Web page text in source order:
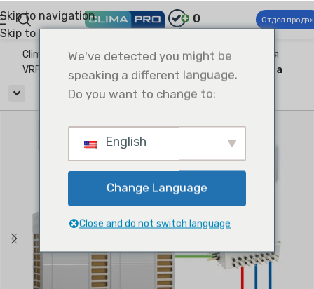
Skip to navigation
Skip to main content
0 Отдел
Climapro® Коммерческие системы ОВКВ Модульная
VRF-система
Система VRF с рекуперацией тепла
We've detected you might be
speaking a different language.
Do you want to change to:
English
Change Language
Close and do not switch language